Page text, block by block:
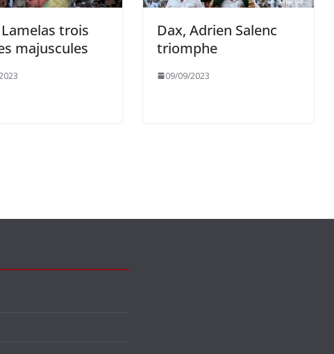
trois
majuscules
Dax, Adrien Salenc
triomphe
09/09/2023